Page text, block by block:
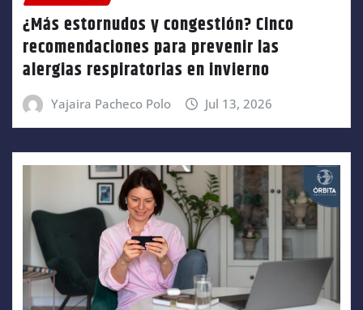
¿Más estornudos y congestión? Cinco
recomendaciones para prevenir las
alergias respiratorias en invierno
Yajaira Pacheco Polo Jul 13, 2026